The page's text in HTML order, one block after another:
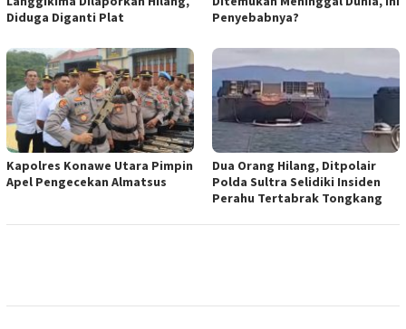
Diduga Diganti Plat
Penyebabnya?
Kapolres Konawe Utara Pimpin
Apel Pengecekan Almatsus
Dua Orang Hilang, Ditpolair
Polda Sultra Selidiki Insiden
Perahu Tertabrak Tongkang